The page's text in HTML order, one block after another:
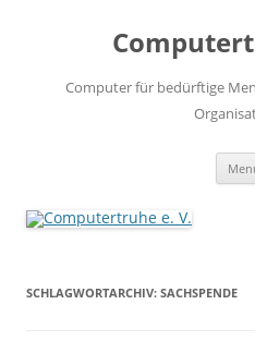
Computer für bedürftige
SCHLAGWORTARCHIV: SACHSPENDE